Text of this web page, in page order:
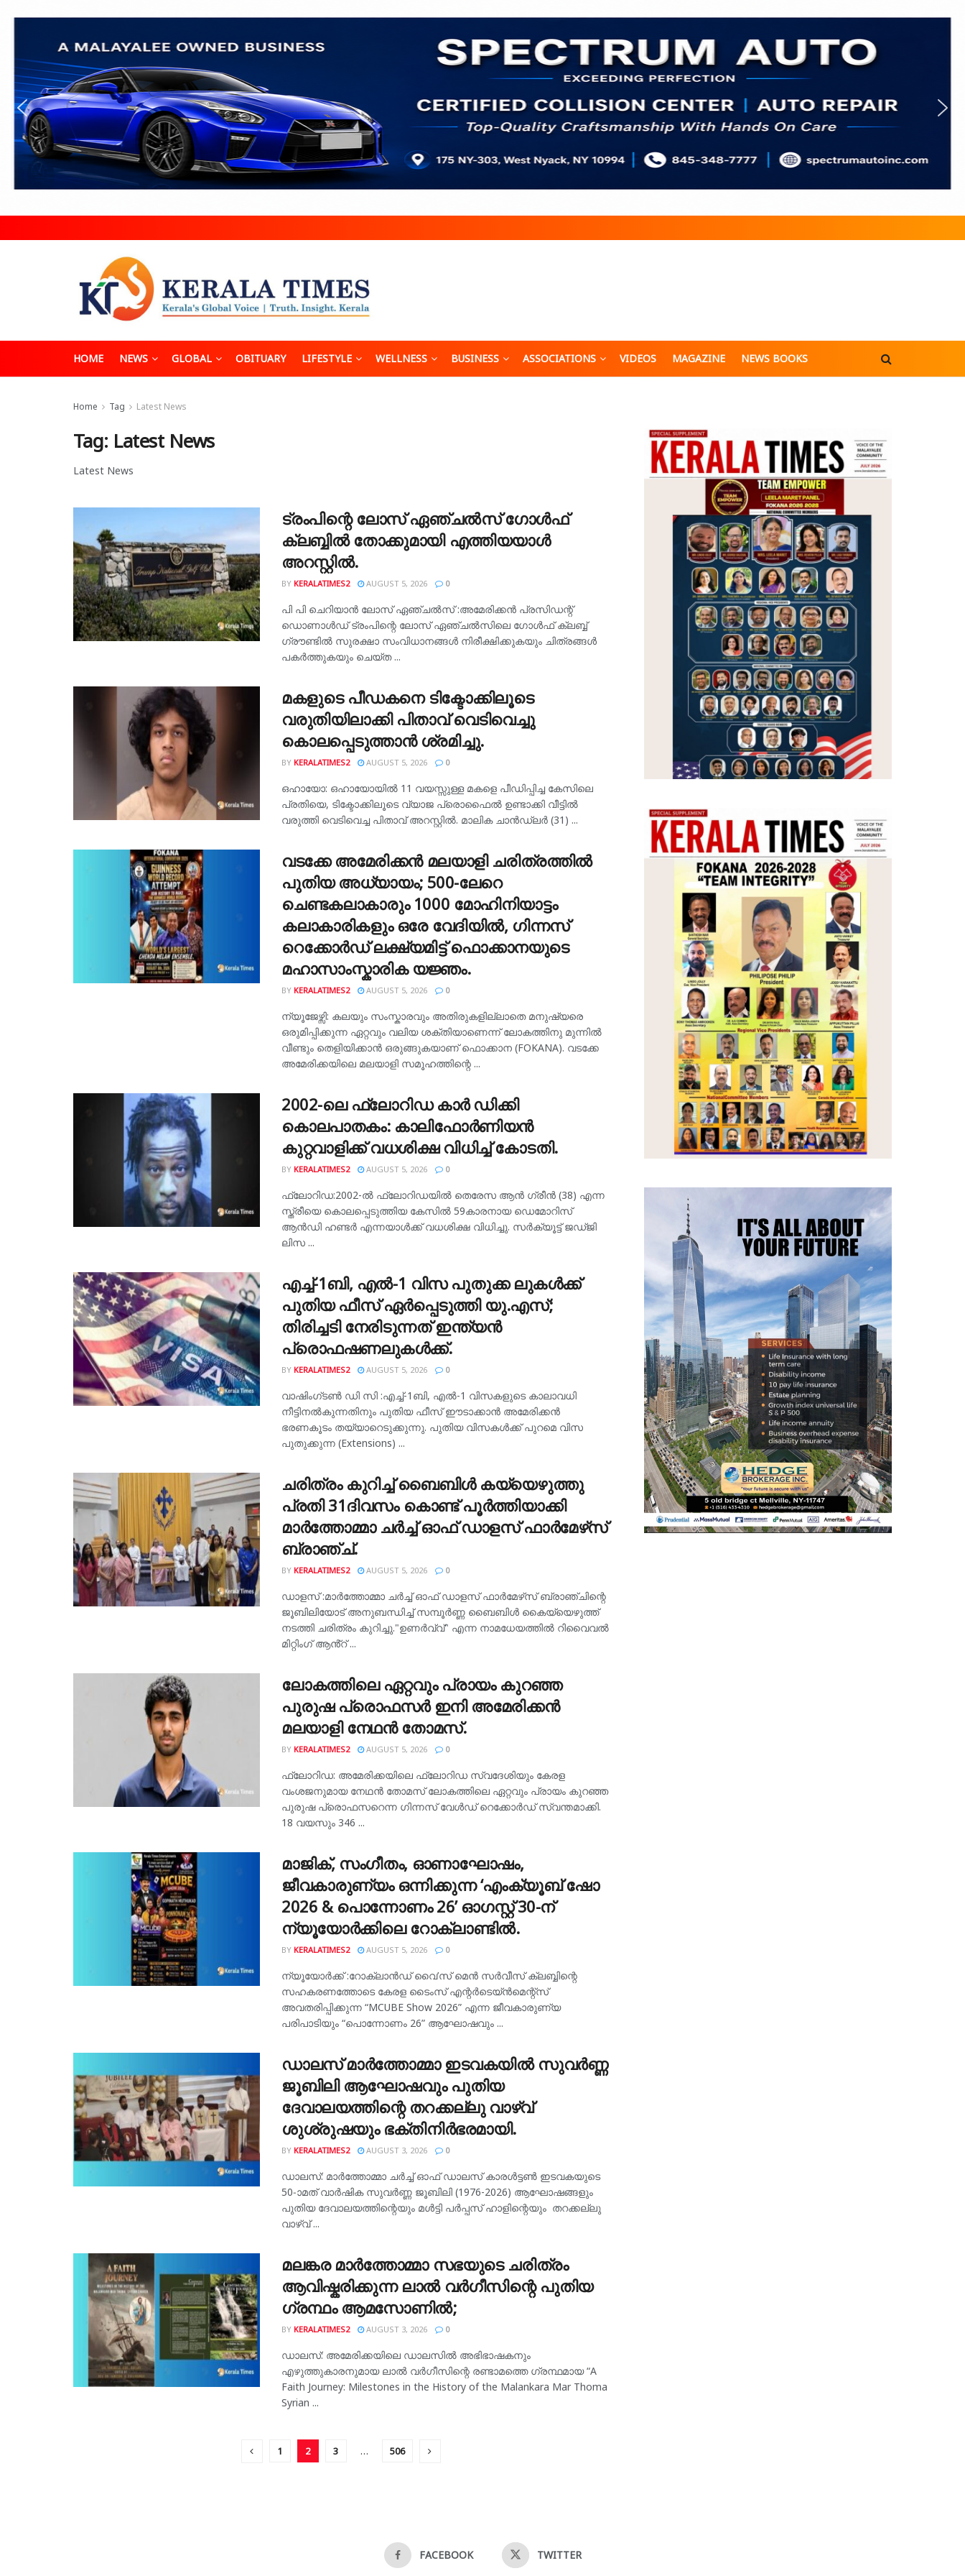
HOME NEWS GLOBAL OBITUARY LIFESTYLE WELLNESS BUSINESS ASSOCIATIONS VIDEOS MAGAZINE NEWS BOOKS
Home Tag Latest News
Tag: Latest News
Latest News
ട്രംപിന്റെ ലോസ് ഏഞ്ചൽസ് ഗോൾഫ്
ക്ലബ്ബിൽ തോക്കുമായി എത്തിയയാൾ
അറസ്റ്റിൽ.
BY KERALATIMES2 AUGUST 5, 2026 0
പി പി ചെറിയാൻ ലോസ് ഏഞ്ചൽസ് :അമേരിക്കൻ പ്രസിഡന്റ്
ഡൊണാൾഡ് ട്രംപിന്റെ ലോസ് ഏഞ്ചൽസിലെ ഗോൾഫ് ക്ലബ്ബ്
ഗ്രൗണ്ടിൽ സുരക്ഷാ സംവിധാനങ്ങൾ നിരീക്ഷിക്കുകയും ചിത്രങ്ങൾ
പകർത്തുകയും ചെയ്ത ...
മകളുടെ പീഡകനെ ടിക്ടോക്കിലൂടെ
വരുതിയിലാക്കി പിതാവ് വെടിവെച്ചു
കൊലപ്പെടുത്താൻ ശ്രമിച്ചു.
BY KERALATIMES2 AUGUST 5, 2026 0
ഒഹായോ: ഒഹായോയിൽ 11 വയസ്സുള്ള മകളെ പീഡിപ്പിച്ച കേസിലെ
പ്രതിയെ, ടിക്ടോക്കിലൂടെ വ്യാജ പ്രൊഫൈൽ ഉണ്ടാക്കി വീട്ടിൽ
വരുത്തി വെടിവെച്ച പിതാവ് അറസ്റ്റിൽ. മാലിക ചാൻഡ്‌ലർ (31) ...
വടക്കേ അമേരിക്കൻ മലയാളി ചരിത്രത്തിൽ
പുതിയ അധ്യായം; 500-ലേറെ
ചെണ്ടകലാകാരും 1000 മോഹിനിയാട്ടം
കലാകാരികളും ഒരേ വേദിയിൽ, ഗിന്നസ്
റെക്കോർഡ് ലക്ഷ്യമിട്ട് ഫൊക്കാനയുടെ
മഹാസാംസ്കാരിക യജ്ഞം.
BY KERALATIMES2 AUGUST 5, 2026 0
ന്യൂജേഴ്സി: കലയും സംസ്കാരവും അതിരുകളില്ലാതെ മനുഷ്യരെ
ഒരുമിപ്പിക്കുന്ന ഏറ്റവും വലിയ ശക്തിയാണെന്ന് ലോകത്തിനു മുന്നിൽ
വീണ്ടും തെളിയിക്കാൻ ഒരുങ്ങുകയാണ് ഫൊക്കാന (FOKANA). വടക്കേ
അമേരിക്കയിലെ മലയാളി സമൂഹത്തിന്റെ ...
2002-ലെ ഫ്ലോറിഡ കാർ ഡിക്കി
കൊലപാതകം: കാലിഫോർണിയൻ
കുറ്റവാളിക്ക് വധശിക്ഷ വിധിച്ച് കോടതി.
BY KERALATIMES2 AUGUST 5, 2026 0
ഫ്ലോറിഡ:2002-ൽ ഫ്ലോറിഡയിൽ തെരേസ ആൻ ഗ്രീൻ (38) എന്ന
സ്ത്രീയെ കൊലപ്പെടുത്തിയ കേസിൽ 59കാരനായ ഡെമോറിസ്
ആൻഡി ഹണ്ടർ എന്നയാൾക്ക് വധശിക്ഷ വിധിച്ചു. സർക്യൂട്ട് ജഡ്ജി
ലിസ ...
എച്ച്-1ബി, എൽ-1 വിസ പുതുക്ക ലുകൾക്ക്
പുതിയ ഫീസ് ഏർപ്പെടുത്തി യു.എസ്;
തിരിച്ചടി നേരിടുന്നത് ഇന്ത്യൻ
പ്രൊഫഷണലുകൾക്ക്.
BY KERALATIMES2 AUGUST 5, 2026 0
വാഷിംഗ്‌ടൺ ഡി സി :എച്ച്-1ബി, എൽ-1 വിസകളുടെ കാലാവധി
നീട്ടിനൽകുന്നതിനും പുതിയ ഫീസ് ഈടാക്കാൻ അമേരിക്കൻ
ഭരണകൂടം തയ്യാറെടുക്കുന്നു. പുതിയ വിസകൾക്ക് പുറമെ വിസ
പുതുക്കുന്ന (Extensions) ...
ചരിത്രം കുറിച്ച് ബൈബിൾ കയ്യെഴുത്തു
പ്രതി 31ദിവസം കൊണ്ട് പൂർത്തിയാക്കി
മാർത്തോമ്മാ ചർച്ച് ഓഫ് ഡാളസ് ഫാർമേഴ്‌സ്
ബ്രാഞ്ച്.
BY KERALATIMES2 AUGUST 5, 2026 0
ഡാളസ് :മാർത്തോമ്മാ ചർച്ച് ഓഫ് ഡാളസ് ഫാർമേഴ്‌സ് ബ്രാഞ്ചിന്റെ
ജൂബിലിയോട് അനുബന്ധിച്ച് സമ്പൂർണ്ണ ബൈബിൾ കൈയ്യെഴുത്ത്
നടത്തി ചരിത്രം കുറിച്ചു."ഉണർവ്വ്" എന്ന നാമധേയത്തിൽ റിവൈവൽ
മിറ്റിംഗ് ആൻ്റ് ...
ലോകത്തിലെ ഏറ്റവും പ്രായം കുറഞ്ഞ
പുരുഷ പ്രൊഫസർ ഇനി അമേരിക്കൻ
മലയാളി നേഥൻ തോമസ്.
BY KERALATIMES2 AUGUST 5, 2026 0
ഫ്ലോറിഡ: അമേരിക്കയിലെ ഫ്ലോറിഡ സ്വദേശിയും കേരള
വംശജനുമായ നേഥൻ തോമസ് ലോകത്തിലെ ഏറ്റവും പ്രായം കുറഞ്ഞ
പുരുഷ പ്രൊഫസറെന്ന ഗിന്നസ് വേൾഡ് റെക്കോർഡ് സ്വന്തമാക്കി.
18 വയസും 346 ...
മാജിക്, സംഗീതം, ഓണാഘോഷം,
ജീവകാരുണ്യം ഒന്നിക്കുന്ന ‘എംക്യൂബ് ഷോ
2026 & പൊന്നോണം 26’ ഓഗസ്റ്റ് 30-ന്
ന്യൂയോർക്കിലെ റോക്‌ലാണ്ടിൽ.
BY KERALATIMES2 AUGUST 5, 2026 0
ന്യൂയോർക്ക് :റോക്‌ലാൻഡ് വൈ’സ് മെൻ സർവീസ് ക്ലബ്ബിന്റെ
സഹകരണത്തോടെ കേരള ടൈംസ് എന്റർടെയ്ൻമെന്റ്സ്
അവതരിപ്പിക്കുന്ന “MCUBE Show 2026” എന്ന ജീവകാരുണ്യ
പരിപാടിയും “പൊന്നോണം 26” ആഘോഷവും ...
ഡാലസ് മാർത്തോമ്മാ ഇടവകയിൽ സുവർണ്ണ
ജൂബിലി ആഘോഷവും പുതിയ
ദേവാലയത്തിന്റെ തറക്കല്ലു വാഴ്വ്
ശുശ്രുഷയും ഭക്തിനിർഭരമായി.
BY KERALATIMES2 AUGUST 3, 2026 0
ഡാലസ്: മാർത്തോമ്മാ ചർച്ച് ഓഫ് ഡാലസ് കാരൾട്ടൺ ഇടവകയുടെ
50-ാമത് വാർഷിക സുവർണ്ണ ജൂബിലി (1976-2026) ആഘോഷങ്ങളും
പുതിയ ദേവാലയത്തിന്റെയും മൾട്ടി പർപ്പസ് ഹാളിന്റെയും തറക്കല്ലു
വാഴ്വ് ...
മലങ്കര മാർത്തോമ്മാ സഭയുടെ ചരിത്രം
ആവിഷ്കരിക്കുന്ന ലാൽ വർഗീസിന്റെ പുതിയ
ഗ്രന്ഥം ആമസോണിൽ;
BY KERALATIMES2 AUGUST 3, 2026 0
ഡാലസ്: അമേരിക്കയിലെ ഡാലസിൽ അഭിഭാഷകനും
എഴുത്തുകാരനുമായ ലാൽ വർഗീസിന്റെ രണ്ടാമത്തെ ഗ്രന്ഥമായ “A
Faith Journey: Milestones in the History of the Malankara Mar Thoma
Syrian ...
1 2 3 … 506
FACEBOOK TWITTER